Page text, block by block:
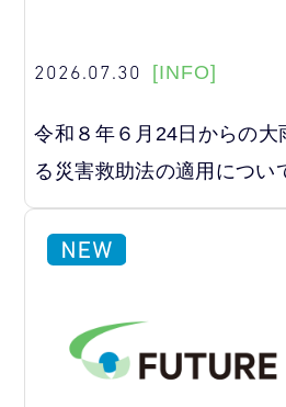
2026.07.30 [INFO]
令和８年６月24日からの大
る災害救助法の適用につい